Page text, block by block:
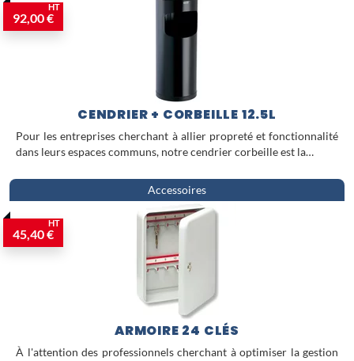
92,00 €
HT
CENDRIER + CORBEILLE 12.5L
Pour les entreprises cherchant à allier propreté et fonctionnalité
dans leurs espaces communs, notre cendrier corbeille est la…
Accessoires
45,40 €
HT
ARMOIRE 24 CLÉS
À l'attention des professionnels cherchant à optimiser la gestion